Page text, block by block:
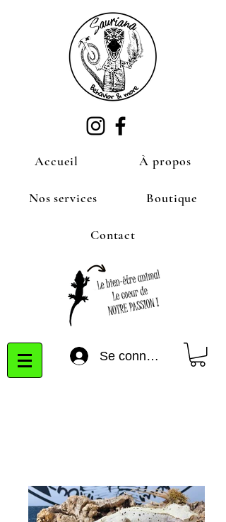
Accueil À propos
Nos services Boutique
Contact
Se connecter